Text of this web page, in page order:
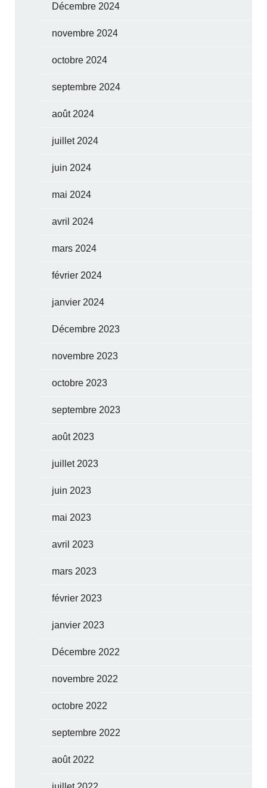
Décembre 2024
novembre 2024
octobre 2024
septembre 2024
août 2024
juillet 2024
juin 2024
mai 2024
avril 2024
mars 2024
février 2024
janvier 2024
Décembre 2023
novembre 2023
octobre 2023
septembre 2023
août 2023
juillet 2023
juin 2023
mai 2023
avril 2023
mars 2023
février 2023
janvier 2023
Décembre 2022
novembre 2022
octobre 2022
septembre 2022
août 2022